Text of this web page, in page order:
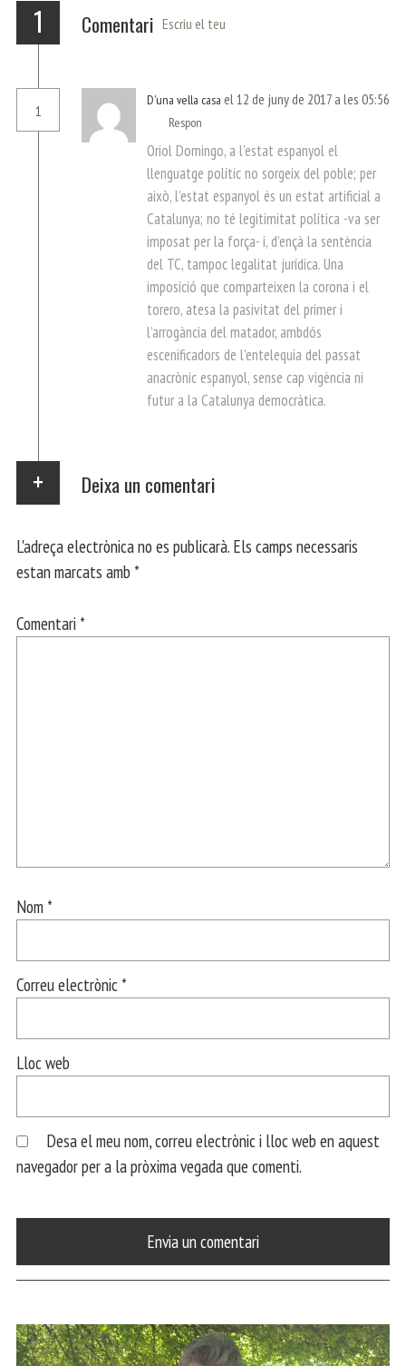
1 Comentari Escriu el teu
1
D'una vella casa el 12 de juny de 2017 a les 05:56
Respon
Oriol Domingo, a l’estat espanyol el
llenguatge polític no sorgeix del poble; per
això, l’estat espanyol és un estat artificial a
Catalunya; no té legitimitat política -va ser
imposat per la força- i, d’ençà la sentència
del TC, tampoc legalitat jurídica. Una
imposició que comparteixen la corona i el
torero, atesa la pasivitat del primer i
l’arrogància del matador, ambdós
escenificadors de l’entelequia del passat
anacrònic espanyol, sense cap vigència ni
futur a la Catalunya democràtica.
Deixa un comentari
L'adreça electrònica no es publicarà. Els camps necessaris
estan marcats amb *
Comentari *
Nom *
Correu electrònic *
Lloc web
Desa el meu nom, correu electrònic i lloc web en aquest
navegador per a la pròxima vegada que comenti.